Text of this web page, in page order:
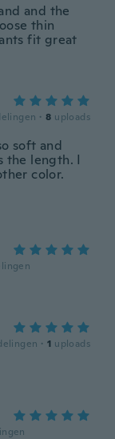
and the
thin
fit great
· 8 uploads
soft and
the length. I
color.
· 1 uploads